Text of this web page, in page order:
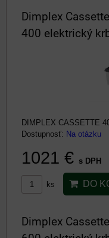
Dimplex
400 elektrický
DIMPLEX CASSETTE
Dostupnosť: Na otázku
1021 € s DPH
ks DO
Dimplex